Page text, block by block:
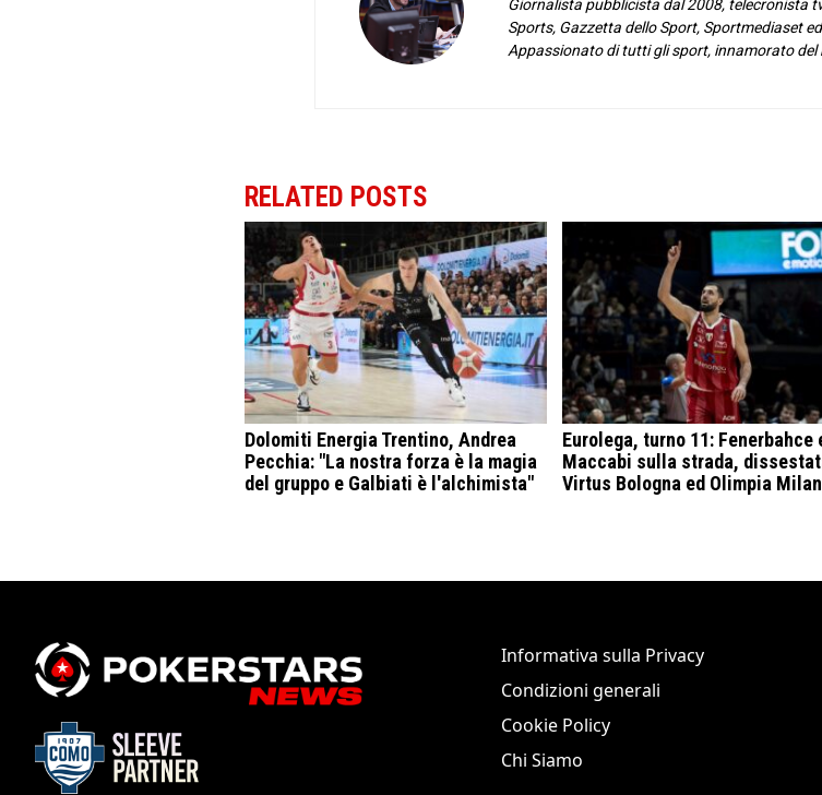
Giornalista pubblicista dal 2008, telecronista
Sports, Gazzetta dello Sport, Sportmediaset
Appassionato di tutti gli sport, innamorato
RELATED POSTS
Dolomiti Energia Trentino, Andrea
Pecchia: "La nostra forza è la magia
del gruppo e Galbiati è l'alchimista"
Eurolega, turno 11: Fenerbahce
Maccabi sulla strada,
Virtus Bologna ed Olimpia
Informativa sulla Privacy
Condizioni generali
Cookie Policy
Chi Siamo